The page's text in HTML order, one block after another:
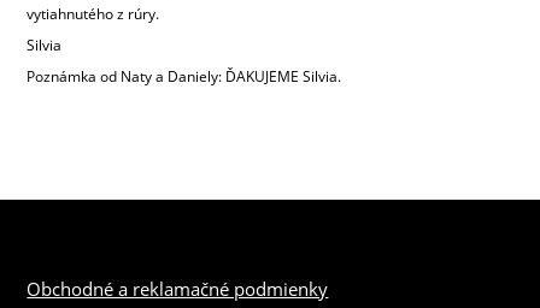
vytiahnutého z rúry.
Silvia
Poznámka od Naty a Daniely: ĎAKUJEME Silvia.
Obchodné a reklamačné podmienky